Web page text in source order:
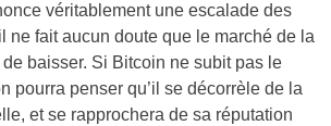
véritablement une escalade des
ne fait aucun doute que le marché de la
baisser. Si Bitcoin ne subit pas le
pourra penser qu’il se décorrèle de la
et se rapprochera de sa réputation